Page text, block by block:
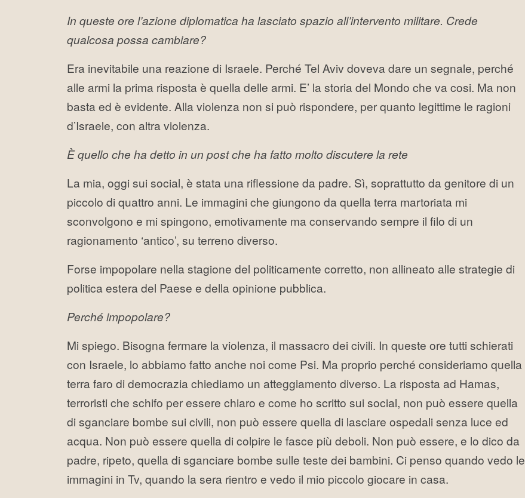
In queste ore l’azione diplomatica ha lasciato spazio all’intervento militare. Crede
qualcosa possa cambiare?
Era inevitabile una reazione di Israele. Perché Tel Aviv doveva dare un segnale, perché
alle armi la prima risposta è quella delle armi. E’ la storia del Mondo che va cosi. Ma non
basta ed è evidente. Alla violenza non si può rispondere, per quanto legittime le ragioni
d’Israele, con altra violenza.
È quello che ha detto in un post che ha fatto molto discutere la rete
La mia, oggi sui social, è stata una riflessione da padre. Sì, soprattutto da genitore di un
piccolo di quattro anni. Le immagini che giungono da quella terra martoriata mi
sconvolgono e mi spingono, emotivamente ma conservando sempre il filo di un
ragionamento ‘antico’, su terreno diverso.
Forse impopolare nella stagione del politicamente corretto, non allineato alle strategie di
politica estera del Paese e della opinione pubblica.
Perché impopolare?
Mi spiego. Bisogna fermare la violenza, il massacro dei civili. In queste ore tutti schierati
con Israele, lo abbiamo fatto anche noi come Psi. Ma proprio perché consideriamo quella
terra faro di democrazia chiediamo un atteggiamento diverso. La risposta ad Hamas,
terroristi che schifo per essere chiaro e come ho scritto sui social, non può essere quella
di sganciare bombe sui civili, non può essere quella di lasciare ospedali senza luce ed
acqua. Non può essere quella di colpire le fasce più deboli. Non può essere, e lo dico da
padre, ripeto, quella di sganciare bombe sulle teste dei bambini. Ci penso quando vedo le
immagini in Tv, quando la sera rientro e vedo il mio piccolo giocare in casa.